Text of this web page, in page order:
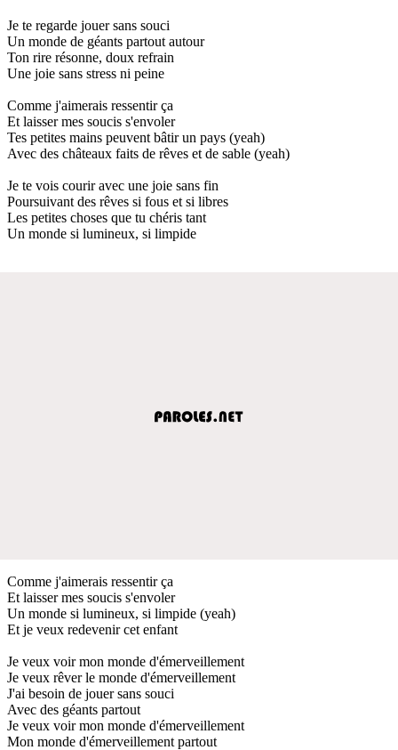
Je te regarde jouer sans souci
Un monde de géants partout autour
Ton rire résonne, doux refrain
Une joie sans stress ni peine
Comme j'aimerais ressentir ça
Et laisser mes soucis s'envoler
Tes petites mains peuvent bâtir un pays (yeah)
Avec des châteaux faits de rêves et de sable (yeah)
Je te vois courir avec une joie sans fin
Poursuivant des rêves si fous et si libres
Les petites choses que tu chéris tant
Un monde si lumineux, si limpide
Comme j'aimerais ressentir ça
Et laisser mes soucis s'envoler
Un monde si lumineux, si limpide (yeah)
Et je veux redevenir cet enfant
Je veux voir mon monde d'émerveillement
Je veux rêver le monde d'émerveillement
J'ai besoin de jouer sans souci
Avec des géants partout
Je veux voir mon monde d'émerveillement
Mon monde d'émerveillement partout